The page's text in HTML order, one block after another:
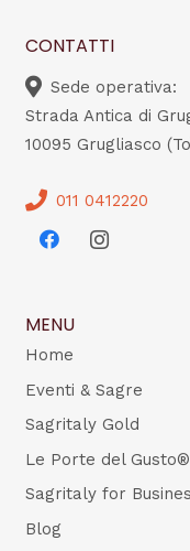
CONTATTI
Sede operativa:
Strada Antica di
10095 Grugliasco
011 0412220
MENU
Home
Eventi & Sagre
Sagritaly Gold
Le Porte del Gusto®
Sagritaly for
Blog